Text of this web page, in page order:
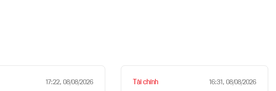
17:22, 08/08/2026 Tài chính 16:31, 08/08/2026